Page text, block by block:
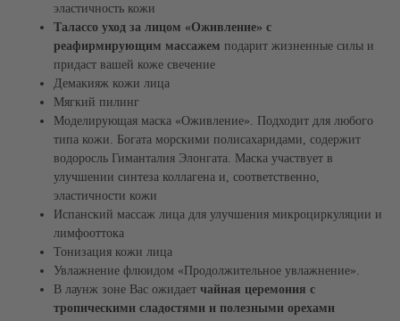
эластичность кожи
Талассо уход за лицом «Оживление» с
реафирмирующим массажем подарит жизненные силы и
придаст вашей коже свечение
Демакияж кожи лица
Мягкий пилинг
Моделирующая маска «Оживление». Подходит для любого
типа кожи. Богата морскими полисахаридами, содержит
водоросль Гиманталия Элонгата. Маска участвует в
улучшении синтеза коллагена и, соответственно,
эластичности кожи
Испанский массаж лица для улучшения микроциркуляции и
лимфооттока
Тонизация кожи лица
Увлажнение флюидом «Продолжительное увлажнение».
В лаунж зоне Вас ожидает чайная церемония с
тропическими сладостями и полезными орехами
СПА-девичник
СПА-программы для женщин
СПА-программы для мужчин
СПА-программы для двоих
Семейные СПА-программы
СПА-программы для детей
СПА-пакеты
СПА-день
СПА-ПРОЦЕДУРЫ
Ритуалы в хаммаме
АКВАТЕРМАЛЬНАЯ
ЗОНА
Хаммам
Задать вопрос Обратный звонок
Талассо-бар
Уходы для тела и лица
Летние СПА-программы
Массажи
Фирменные массажи
Абонементы массажа